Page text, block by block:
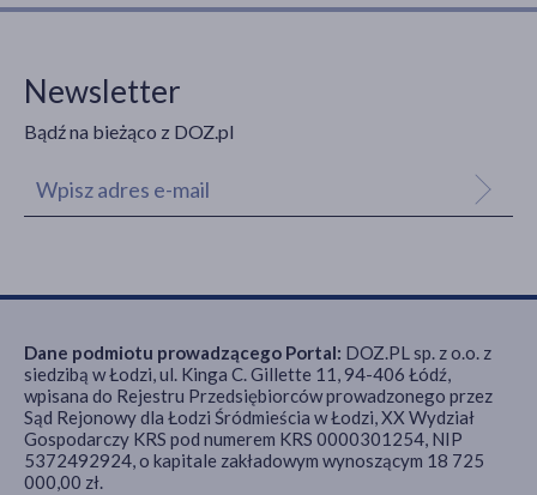
Newsletter
Bądź na bieżąco z DOZ.pl
Dane podmiotu prowadzącego Portal: DOZ.PL sp. z o.o. z
siedzibą w Łodzi, ul. Kinga C. Gillette 11, 94-406 Łódź,
wpisana do Rejestru Przedsiębiorców prowadzonego przez
Sąd Rejonowy dla Łodzi Śródmieścia w Łodzi, XX Wydział
Gospodarczy KRS pod numerem KRS 0000301254, NIP
5372492924, o kapitale zakładowym wynoszącym 18 725
000,00 zł.